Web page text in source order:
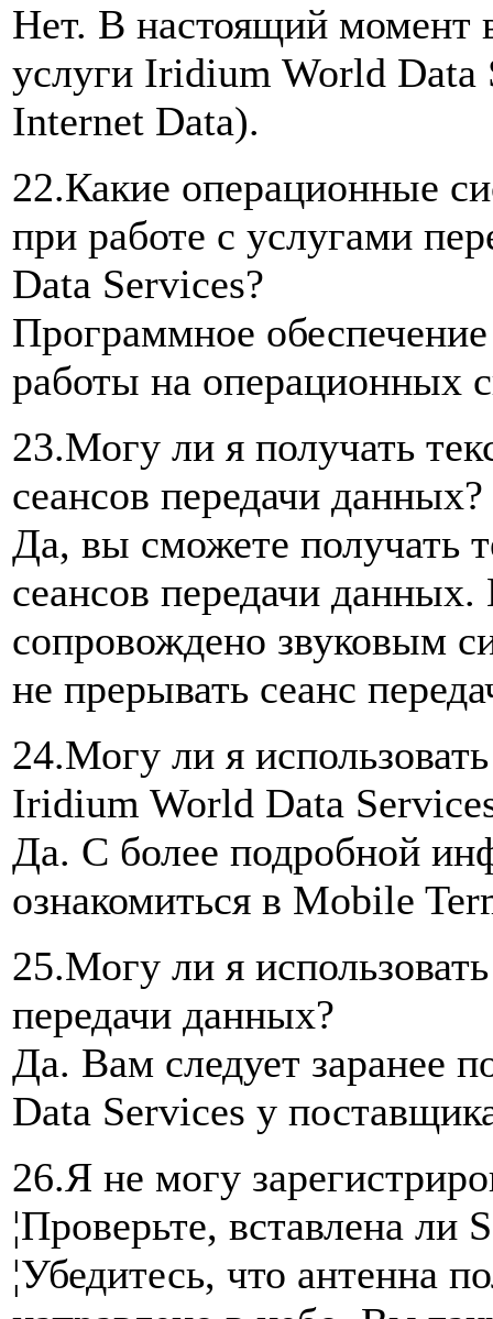
Нет. В настоящий момент
услуги Iridium World
Internet Data).
22.Какие операционные
при работе с услугами
Data Services?
Программное
работы на операционных
23.Могу ли я получать
сеансов передачи данных?
Да, вы сможете получать
сеансов передачи
сопровождено звуковым
не прерывать сеанс
24.Могу ли я
Iridium World Data
Да. С более подробной
ознакомиться в Mobile
25.Могу ли я
передачи данных?
Да. Вам следует заранее
Data Services у
26.Я не могу
¦Проверьте, вставлена ли
¦Убедитесь, что антенна